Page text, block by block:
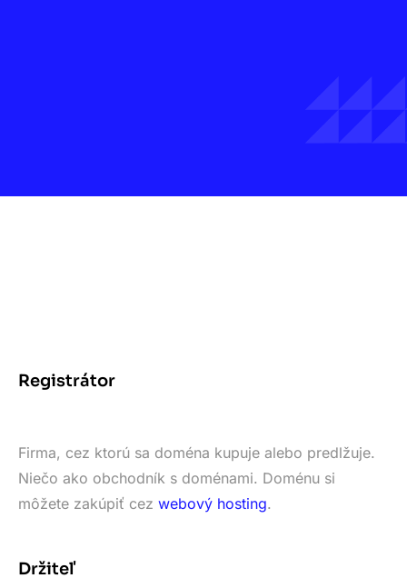
Registrátor
Firma, cez ktorú sa doména kupuje alebo predlžuje.
Niečo ako obchodník s doménami. Doménu si
môžete zakúpiť cez webový hosting.
Držiteľ